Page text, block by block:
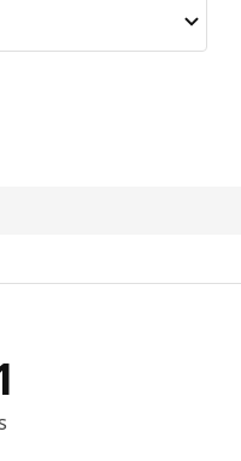
total d'avis: 11